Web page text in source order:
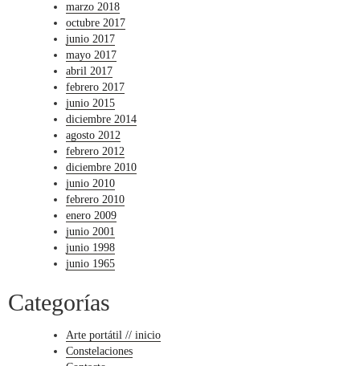
marzo 2018
octubre 2017
junio 2017
mayo 2017
abril 2017
febrero 2017
junio 2015
diciembre 2014
agosto 2012
febrero 2012
diciembre 2010
junio 2010
febrero 2010
enero 2009
junio 2001
junio 1998
junio 1965
Categorías
Arte portátil // inicio
Constelaciones